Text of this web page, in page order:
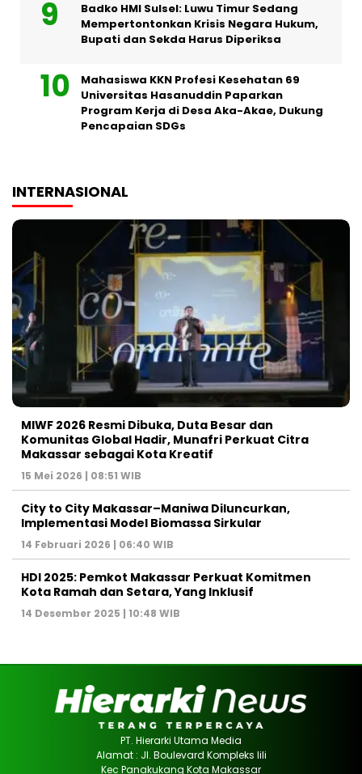
Badko HMI Sulsel: Luwu Timur Sedang
Mempertontonkan Krisis Negara Hukum,
Bupati dan Sekda Harus Diperiksa
Mahasiswa KKN Profesi Kesehatan 69
Universitas Hasanuddin Paparkan
Program Kerja di Desa Aka-Akae, Dukung
Pencapaian SDGs
INTERNASIONAL
MIWF 2026 Resmi Dibuka, Duta Besar dan
Komunitas Global Hadir, Munafri Perkuat Citra
Makassar sebagai Kota Kreatif
15 Mei 2026 | 08:51 WIB
City to City Makassar–Maniwa Diluncurkan,
Implementasi Model Biomassa Sirkular
14 Februari 2026 | 06:40 WIB
HDI 2025: Pemkot Makassar Perkuat Komitmen
Kota Ramah dan Setara, Yang Inklusif
14 Desember 2025 | 10:48 WIB
PT. Hierarki Utama Media
Alamat : Jl. Boulevard Kompleks lili
Kec Panakukang Kota Makassar